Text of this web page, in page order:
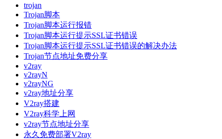
trojan
Trojan脚本
Trojan脚本运行报错
Trojan脚本运行提示SSL证书错误
Trojan脚本运行提示SSL证书错误的解决办法
Trojan节点地址免费分享
v2ray
v2rayN
v2rayNG
v2ray地址分享
V2ray搭建
V2ray科学上网
v2ray节点地址分享
永久免费部署V2ray